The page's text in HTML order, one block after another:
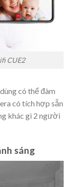
CUE2
có thể đàm
có tích hợp sẵn
khác gì 2 người
sáng